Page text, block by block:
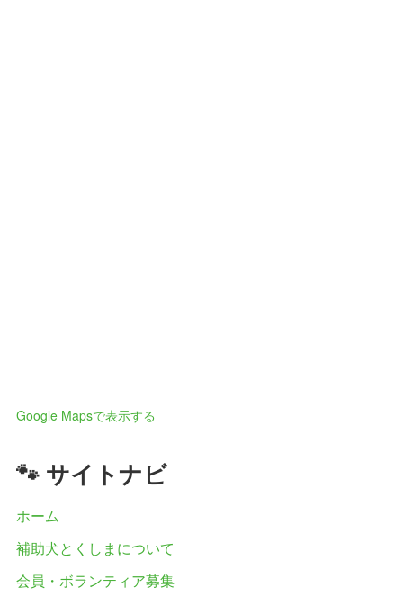
Google Mapsで表示する
🐾 サイトナビ
ホーム
補助犬とくしまについて
会員・ボランティア募集